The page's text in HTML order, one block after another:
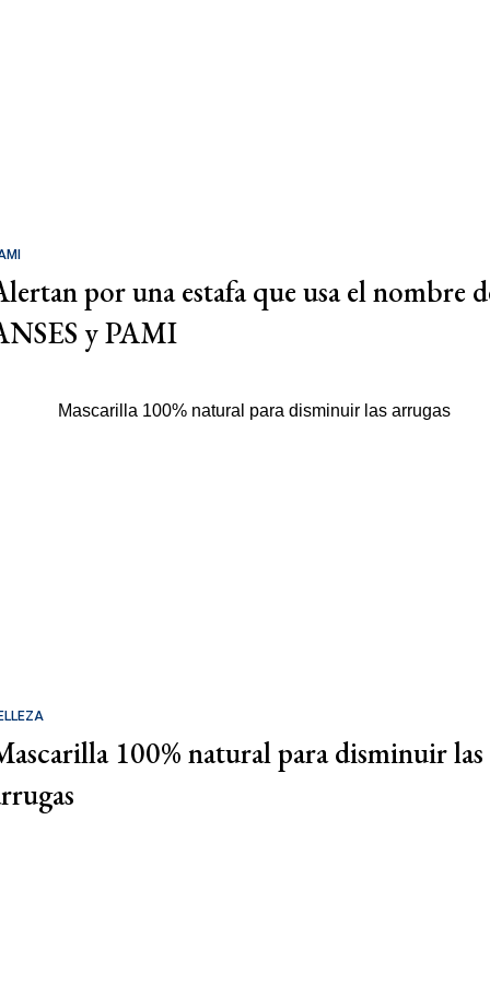
por una estafa que usa el nombre
y PAMI
100% natural para disminuir las